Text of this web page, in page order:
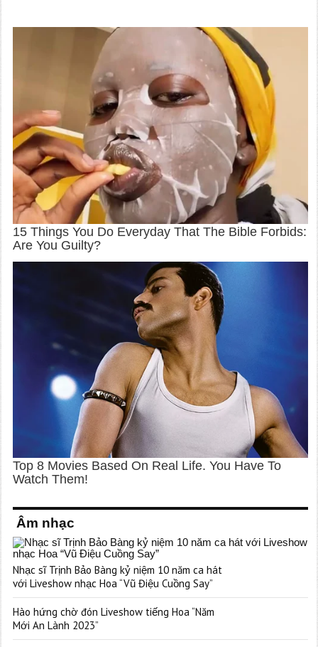
Âm nhạc
Nhạc sĩ Trịnh Bảo Bàng kỷ niệm 10 năm ca hát
với Liveshow nhạc Hoa “Vũ Điệu Cuồng Say”
Hào hứng chờ đón Liveshow tiếng Hoa “Năm
Mới An Lành 2023”